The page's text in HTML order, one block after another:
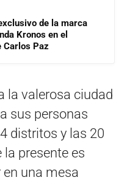
de la marca
Kronos en el
Carlos Paz
la valerosa ciudad
sus personas
distritos y las 20
presente es
una mesa